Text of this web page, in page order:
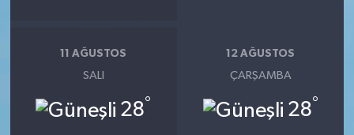
11 AĞUSTOS
SALI
28°
12 AĞUSTOS
ÇARŞAMBA
28°